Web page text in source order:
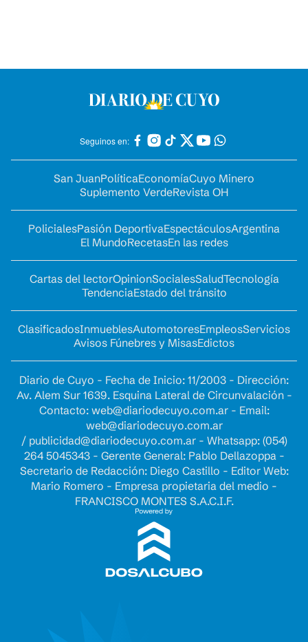
Seguinos en:
San JuanPolíticaEconomíaCuyo Minero
Suplemento VerdeRevista OH
PolicialesPasión DeportivaEspectáculosArgentina
El MundoRecetasEn las redes
Cartas del lectorOpinionSocialesSaludTecnología
TendenciaEstado del tránsito
ClasificadosInmueblesAutomotoresEmpleosServicios
Avisos Fúnebres y MisasEdictos
Diario de Cuyo - Fecha de Inicio: 11/2003 - Dirección:
Av. Alem Sur 1639. Esquina Lateral de Circunvalación -
Contacto: web@diariodecuyo.com.ar- Email:
web@diariodecuyo.com.ar
/ publicidad@diariodecuyo.com.ar- Whatsapp: (054)
264 5045343 - Gerente General: Pablo Dellazoppa -
Secretario de Redacción: Diego Castillo - Editor Web:
Mario Romero - Empresa propietaria del medio -
FRANCISCO MONTES S.A.C.I.F.